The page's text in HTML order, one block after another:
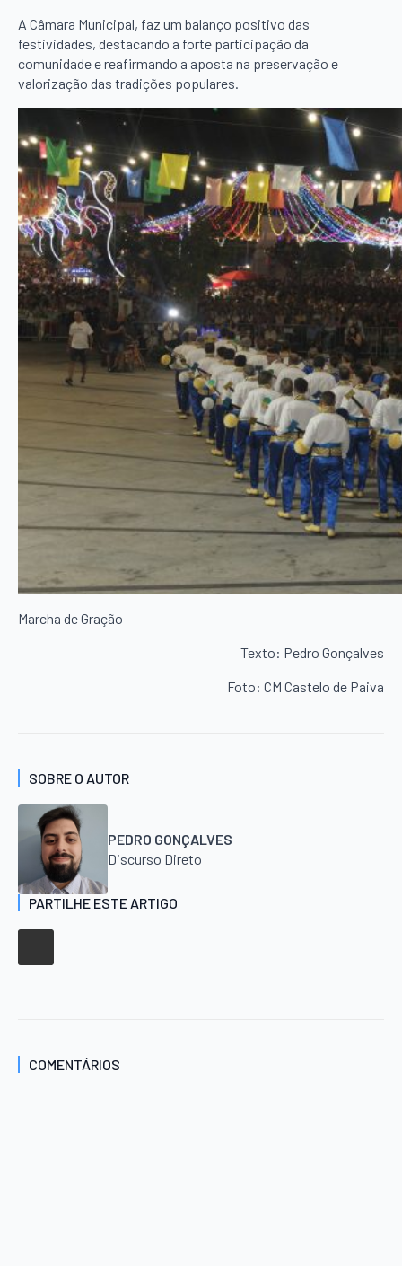
A Câmara Municipal, faz um balanço positivo das
festividades, destacando a forte participação da
comunidade e reafirmando a aposta na preservação e
valorização das tradições populares.
Marcha de Gração
Texto: Pedro Gonçalves
Foto: CM Castelo de Paiva
SOBRE O AUTOR
PEDRO GONÇALVES
Discurso Direto
PARTILHE ESTE ARTIGO
COMENTÁRIOS